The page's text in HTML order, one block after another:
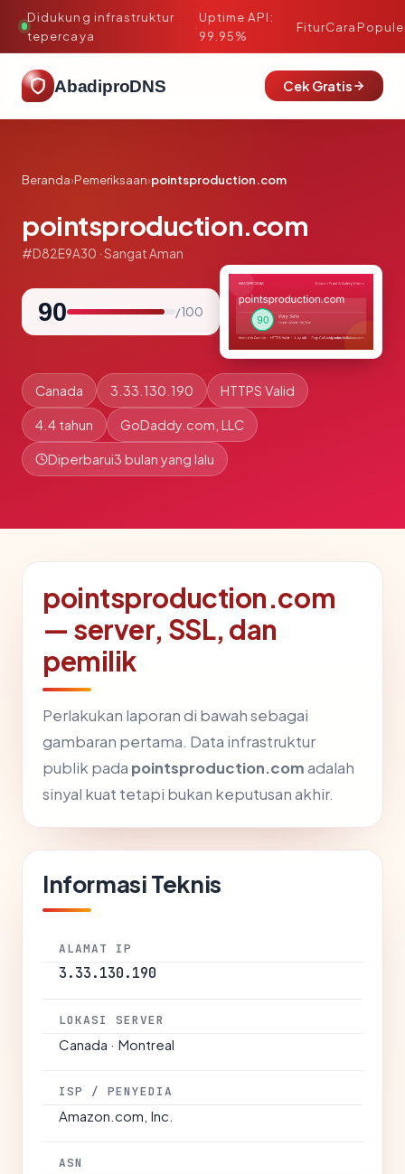
Didukung infrastruktur
tepercaya
·
Uptime API:
99.95%
FiturCara
AbadiproDNS Cek Gratis
Beranda›Pemeriksaan›pointsproduction.com
pointsproduction.com
#D82E9A30 · Sangat Aman
90 / 100
Canada 3.33.130.190 HTTPS Valid
4.4 tahun GoDaddy.com, LLC
Diperbarui3 bulan yang lalu
pointsproduction.com
— server, SSL, dan
pemilik
Perlakukan laporan di bawah sebagai
gambaran pertama. Data infrastruktur
publik pada pointsproduction.comadalah
sinyal kuat tetapi bukan keputusan akhir.
Informasi Teknis
ALAMAT IP
3.33.130.190
LOKASI SERVER
Canada · Montreal
ISP / PENYEDIA
Amazon.com, Inc.
ASN